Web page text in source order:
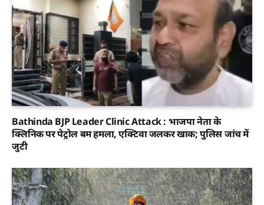
Bathinda BJP Leader Clinic Attack : भाजपा नेता के
क्लिनिक पर पेट्रोल बम हमला, एक्टिवा जलकर खाक; पुलिस जांच में
जुटी